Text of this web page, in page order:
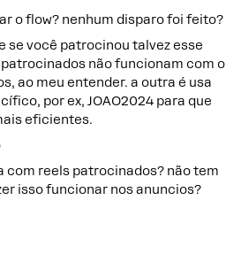
o flow? nenhum disparo foi feito?
se você patrocinou talvez esse
não funcionam com o
ao meu entender. a outra é usa
por ex, JOAO2024 para que
eficientes.
com reels patrocinados? não tem
isso funcionar nos anuncios?